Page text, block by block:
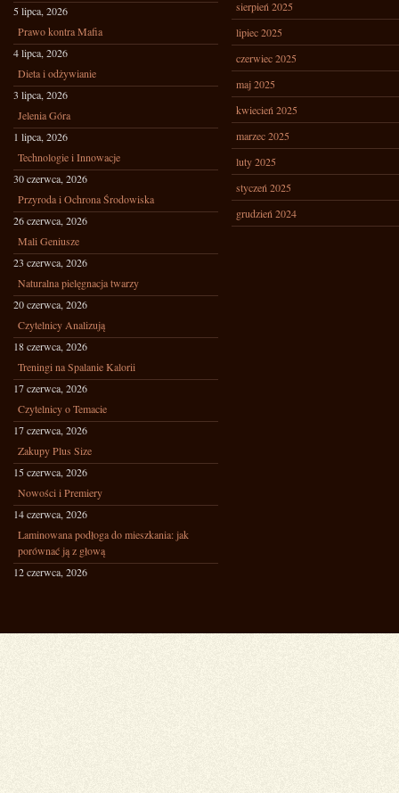
5 lipca, 2026
Prawo kontra Mafia
4 lipca, 2026
Dieta i odżywianie
3 lipca, 2026
Jelenia Góra
1 lipca, 2026
Technologie i Innowacje
30 czerwca, 2026
Przyroda i Ochrona Środowiska
26 czerwca, 2026
Mali Geniusze
23 czerwca, 2026
Naturalna pielęgnacja twarzy
20 czerwca, 2026
Czytelnicy Analizują
18 czerwca, 2026
Treningi na Spalanie Kalorii
17 czerwca, 2026
Czytelnicy o Temacie
17 czerwca, 2026
Zakupy Plus Size
15 czerwca, 2026
Nowości i Premiery
14 czerwca, 2026
Laminowana podłoga do mieszkania: jak
porównać ją z głową
12 czerwca, 2026
sierpień 2025
lipiec 2025
czerwiec 2025
maj 2025
kwiecień 2025
marzec 2025
luty 2025
styczeń 2025
grudzień 2024